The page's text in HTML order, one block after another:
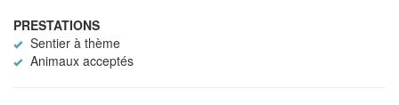
PRESTATIONS
Sentier à thème
Animaux acceptés